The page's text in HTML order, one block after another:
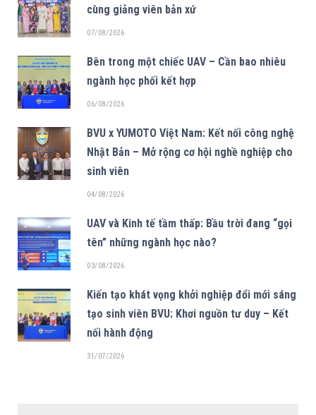
cùng giảng viên bản xứ
07/08/2026
Bên trong một chiếc UAV – Cần bao nhiêu
ngành học phối kết hợp
06/08/2026
BVU x YUMOTO Việt Nam: Kết nối công nghệ
Nhật Bản – Mở rộng cơ hội nghề nghiệp cho
sinh viên
04/08/2026
UAV và Kinh tế tầm thấp: Bầu trời đang “gọi
tên” những ngành học nào?
03/08/2026
Kiến tạo khát vọng khởi nghiệp đổi mới sáng
tạo sinh viên BVU: Khơi nguồn tư duy – Kết
nối hành động
31/07/2026